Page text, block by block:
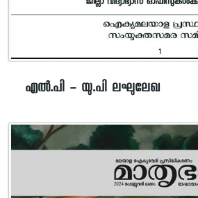
എൽ.പി – യു.പി ലഘുലേഖ